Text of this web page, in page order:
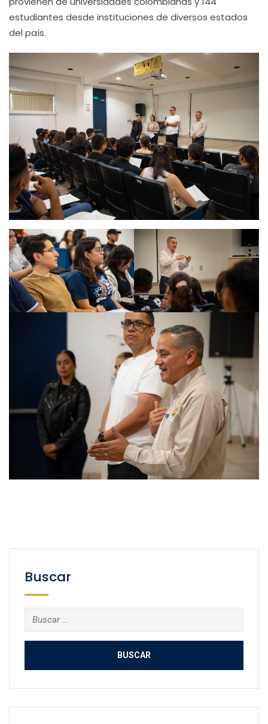
estudiantes desde instituciones de diversos estados
del país.
Buscar
Buscar: